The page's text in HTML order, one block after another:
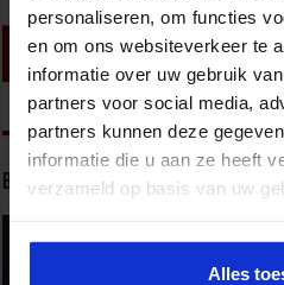
personaliseren, om functies
en om ons websiteverkeer te
informatie over uw gebruik
partners voor social media,
partners kunnen deze
informatie die u aan ze heeft
verzameld op basis van uw
Alles
Bekijk onze opleidingen